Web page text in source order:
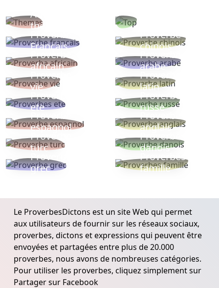
Autres
thèmes
Proverbe
Français
Proverbe
chinois
Proverbe
africain
Proverbe
arabe
Proverbe
vie
Proverbe
latin
Proverbes
ete
Proverbe
russe
Proverbe
espagnol
Proverbe
anglais
Proverbe
turc
Proverbe
danois
Proverbe
grec
Proverbes
famille
Le ProverbesDictons est un site Web qui permet
aux utilisateurs de fournir sur les réseaux sociaux,
proverbes, dictons et expressions qui peuvent être
envoyées et partagées entre plus de 20.000
proverbes, nous avons de nombreuses catégories.
Pour utiliser les proverbes, cliquez simplement sur
Partager sur Facebook